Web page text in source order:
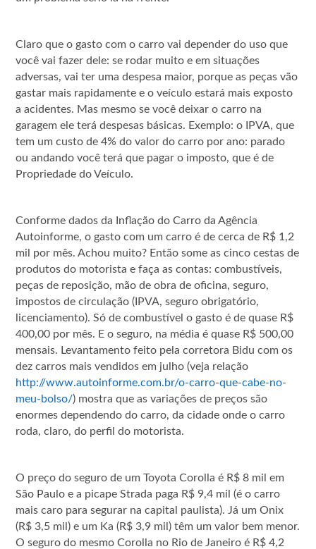
Claro que o gasto com o carro vai depender do uso que
você vai fazer dele: se rodar muito e em situações
adversas, vai ter uma despesa maior, porque as peças vão
gastar mais rapidamente e o veículo estará mais exposto
a acidentes. Mas mesmo se você deixar o carro na
garagem ele terá despesas básicas. Exemplo: o IPVA, que
tem um custo de 4% do valor do carro por ano: parado
ou andando você terá que pagar o imposto, que é de
Propriedade do Veículo.
Conforme dados da Inflação do Carro da Agência
Autoinforme, o gasto com um carro é de cerca de R$ 1,2
mil por mês. Achou muito? Então some as cinco cestas de
produtos do motorista e faça as contas: combustíveis,
peças de reposição, mão de obra de oficina, seguro,
impostos de circulação (IPVA, seguro obrigatório,
licenciamento). Só de combustível o gasto é de quase R$
400,00 por mês. E o seguro, na média é quase R$ 500,00
mensais. Levantamento feito pela corretora Bidu com os
dez carros mais vendidos em julho (veja relação
http://www.autoinforme.com.br/o-carro-que-cabe-no-
meu-bolso/) mostra que as variações de preços são
enormes dependendo do carro, da cidade onde o carro
roda, claro, do perfil do motorista.
O preço do seguro de um Toyota Corolla é R$ 8 mil em
São Paulo e a picape Strada paga R$ 9,4 mil (é o carro
mais caro para segurar na capital paulista). Já um Onix
(R$ 3,5 mil) e um Ka (R$ 3,9 mil) têm um valor bem menor.
O seguro do mesmo Corolla no Rio de Janeiro é R$ 4,2